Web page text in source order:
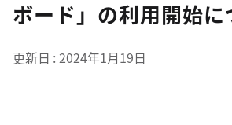
ボード」の利用開始に
更新日 2024年1月19日